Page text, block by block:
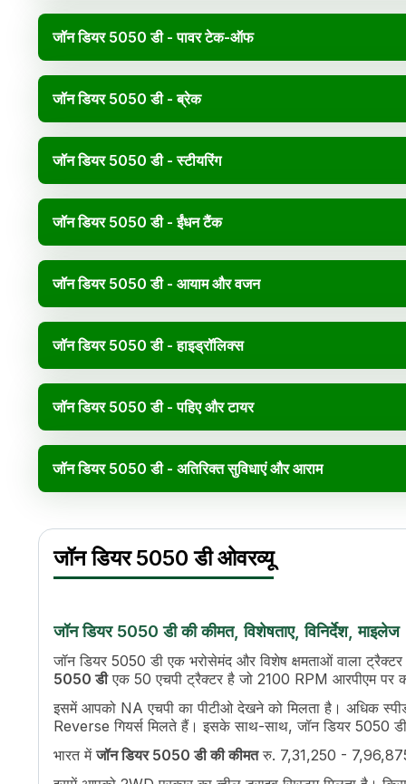
जॉन डियर 5050 डी - पावर टेक-ऑफ
जॉन डियर 5050 डी - ब्रेक
जॉन डियर 5050 डी - स्टीयरिंग
जॉन डियर 5050 डी - ईंधन टैंक
जॉन डियर 5050 डी - आयाम और वजन
जॉन डियर 5050 डी - हाइड्रॉलिक्स
जॉन डियर 5050 डी - पहिए और टायर
जॉन डियर 5050 डी - अतिरिक्त सुविधाएं और आराम
इंजन का नाम
3029 D, Naturally Aspirated Engine
एचपी
50
सिलेंडर
3
कूलिंग सिस्टम
Coolant Cooled With Overflow
ट्रांसमिशन नाम
Collarshift, Side Shift
गियर की संख्या
8 Forward + 4 Reverse
अधिकतम फॉरवर्ड स्पीड2.97 - 32.44 kmph
अधिकतम रिवर्स स्पीड 3.89 - 14.09 kmph
क्लच
Single / Dual Clutch
जॉन डियर 5050 डी ओवरव्यू
जॉन डियर 5050 डी की कीमत, विशेषताए, विनिर्देश, माइलेज
जॉन डियर 5050 डी एक भरोसेमंद और विशेष क्षमताओं वाला
5050 डीएक 50 एचपी ट्रैक्टर है जो 2100 RPM आरपीएम पर
इसमें आपको NA एचपी का पीटीओ देखने को मिलता है। अधिक
Reverse गियर्स मिलते हैं। इसके साथ-साथ, जॉन डियर 5050
भारत मेंजॉन डियर 5050 डी की कीमतरु. 7,31,250 - 7,96,875*